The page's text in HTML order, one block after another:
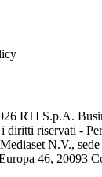
RTI S.p.A.
diritti riservati -
N.V., sede
46, 20093